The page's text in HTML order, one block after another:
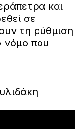
και
σε
τη ρύθμιση
νόμο που